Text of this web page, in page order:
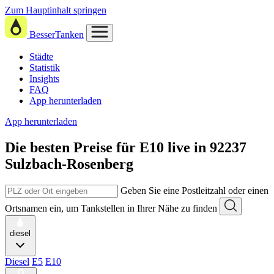
Zum Hauptinhalt springen
BesserTanken
Städte
Statistik
Insights
FAQ
App herunterladen
App herunterladen
Die besten Preise für E10 live in 92237
Sulzbach-Rosenberg
Geben Sie eine Postleitzahl oder einen
Ortsnamen ein, um Tankstellen in Ihrer Nähe zu finden
diesel
Diesel E5 E10